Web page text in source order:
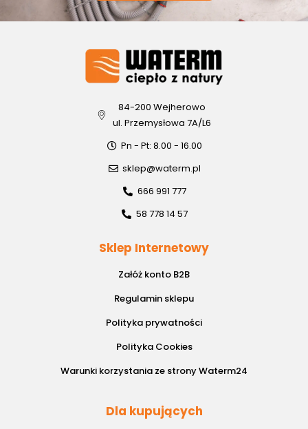
84-200 Wejherowo
ul. Przemysłowa 7A/L6
Pn - Pt: 8.00 - 16.00
sklep@waterm.pl
666 991 777
58 778 14 57
Sklep Internetowy
Załóż konto B2B
Regulamin sklepu
Polityka prywatności
Polityka Cookies
Warunki korzystania ze strony Waterm24
Dla kupujących